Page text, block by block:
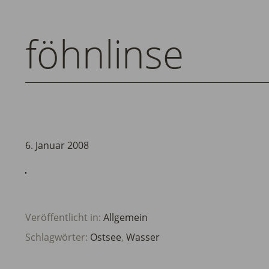
föhnlinse
6. Januar 2008
Veröffentlicht in: Allgemein
Schlagwörter: Ostsee, Wasser